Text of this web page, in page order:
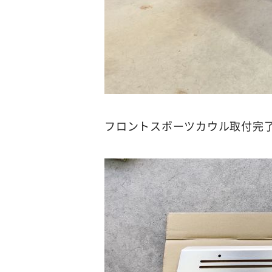
フロントスポーツカウル取付完